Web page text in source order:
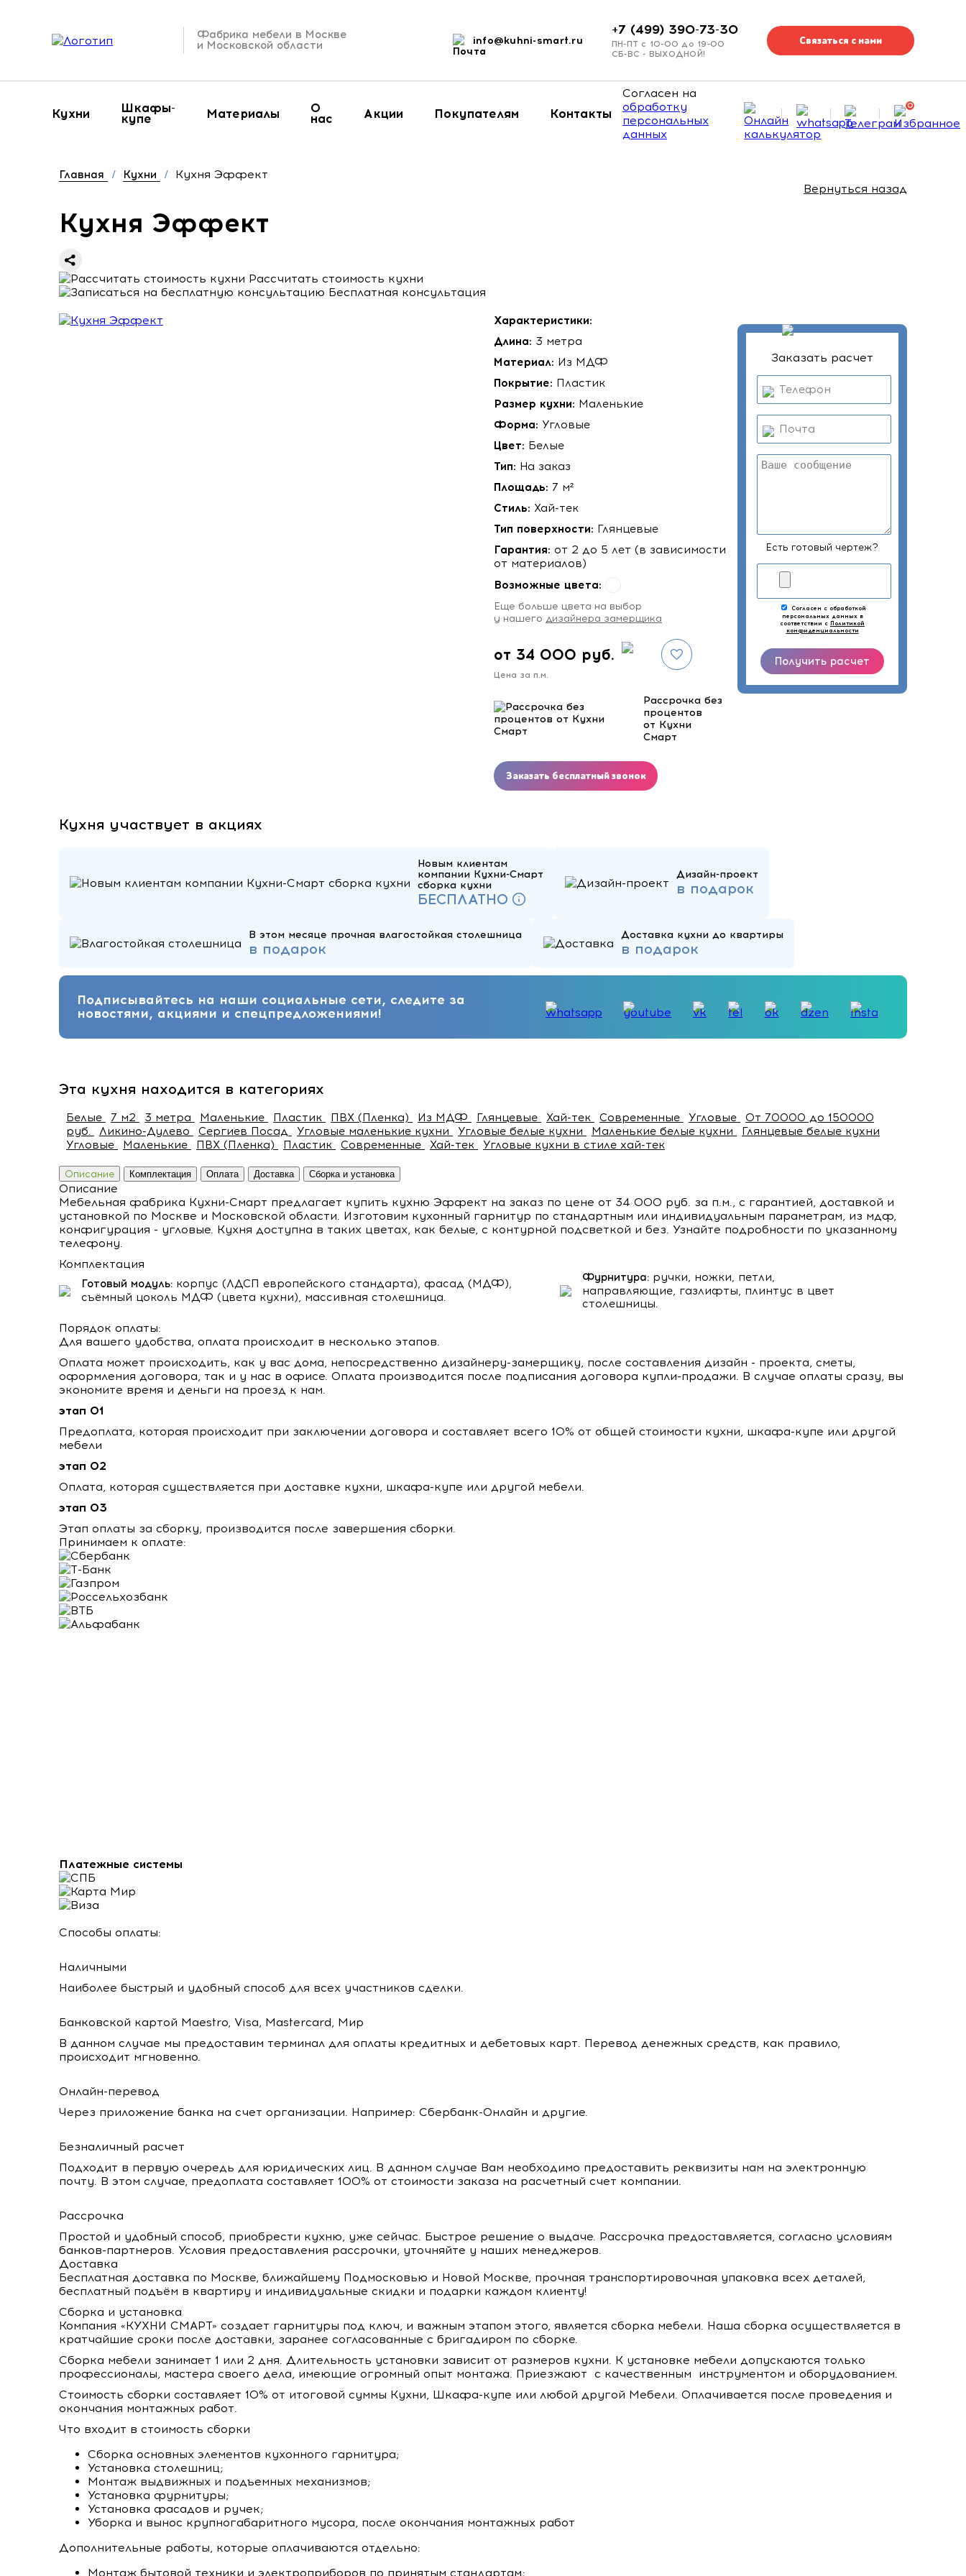
Фабрика мебели в Москве
и Московской области
info@kuhni-smart.ru
+7 (499) 390-73-30
ПН-ПТ с 10-00 до 19-00
СБ-ВС - ВЫХОДНОЙ!
Связаться с нами
Кухни Шкафы-
купе Материалы О
нас Акции Покупателям Контакты
Согласен на
обработку
персональных
данных
0
Главная / Кухни /
Кухня Эффект
Вернуться назад
Кухня Эффект
Рассчитать стоимость кухни
Бесплатная консультация
Характеристики:
Длина: 3 метра
Материал: Из МДФ
Покрытие: Пластик
Размер кухни: Маленькие
Форма: Угловые
Цвет: Белые
Тип: На заказ
Площадь: 7 м²
Стиль: Хай-тек
Тип поверхности: Глянцевые
Гарантия: от 2 до 5 лет (в зависимости
от материалов)
Возможные цвета:
Eще больше цвета на выбор
у нашего дизайнера замерщика
от 34 000 руб.
Цена за п.м.
Рассрочка без
процентов
от Кухни
Смарт
Заказать бесплатный звонок
Заказать расчет
Есть готовый чертеж?
Согласен с обработкой
персональных данных в
соответствии с Политикой
конфиденциальности
Кухня участвует в акциях
Новым клиентам
компании Кухни-Смарт
сборка кухни
БЕСПЛАТНО
Дизайн-проект
в подарок
В этом месяце прочная влагостойкая столешница
в подарок
Доставка кухни до квартиры
в подарок
Подписывайтесь на наши социальные сети, следите за
новостями, акциями и спецпредложениями!
Эта кухня находится в категориях
Белые 7 м2 3 метра Маленькие Пластик ПВХ (Пленка) Из МДФ Глянцевые Хай-тек Современные Угловые
От 70000 до 150000
руб.
Ликино-Дулево Сергиев Посад Угловые маленькие кухни Угловые белые кухни Маленькие белые кухни
Глянцевые белые кухни
Угловые
Маленькие ПВХ (Пленка) Пластик Современные Хай-тек Угловые кухни в стиле хай-тек
Описание Комплектация Оплата Доставка Сборка и установка
Описание
Мебельная фабрика Кухни-Смарт предлагает купить кухню Эффект на заказ по цене от 34 000 руб. за п.м., с гарантией, доставкой и
установкой по Москве и Московской области. Изготовим кухонный гарнитур по стандартным или индивидуальным параметрам, из мдф,
конфигурация - угловые. Кухня доступна в таких цветах, как белые, с контурной подсветкой и без. Узнайте подробности по указанному
телефону.
Комплектация
Готовый модуль: корпус (ЛДСП европейского стандарта), фасад (МДФ),
съёмный цоколь МДФ (цвета кухни), массивная столешница.
Фурнитура:ручки, ножки, петли,
направляющие, газлифты, плинтус в цвет
столешницы.
Порядок оплаты:
Для вашего удобства, оплата происходит в несколько этапов.
Оплата может происходить, как у вас дома, непосредственно дизайнеру-замерщику, после составления дизайн - проекта, сметы,
оформления договора, так и у нас в офисе. Оплата производится после подписания договора купли-продажи. В случае оплаты сразу, вы
экономите время и деньги на проезд к нам.
этап 01
Предоплата, которая происходит при заключении договора и составляет всего 10% от общей стоимости кухни, шкафа-купе или другой
мебели
этап 02
Оплата, которая существляется при доставке кухни, шкафа-купе или другой мебели.
этап 03
Этап оплаты за сборку, производится после завершения сборки.
Принимаем к оплате:
Платежные системы
Способы оплаты:
Наличными
Наиболее быстрый и удобный способ для всех участников сделки.
Банковской картой Maestro, Visa, Mastercard, Мир
В данном случае мы предоставим терминал для оплаты кредитных и дебетовых карт. Перевод денежных средств, как правило,
происходит мгновенно.
Онлайн-перевод
Через приложение банка на счет организации. Например: Сбербанк-Онлайн и другие.
Безналичный расчет
Подходит в первую очередь для юридических лиц. В данном случае Вам необходимо предоставить реквизиты нам на электронную
почту. В этом случае, предоплата составляет 100% от стоимости заказа на расчетный счет компании.
Рассрочка
Простой и удобный способ, приобрести кухню, уже сейчас. Быстрое решение о выдаче. Рассрочка предоставляется, согласно условиям
банков-партнеров. Условия предоставления рассрочки, уточняйте у наших менеджеров.
Доставка
Бесплатная доставка по Москве, ближайшему Подмосковью и Новой Москве, прочная транспортировочная упаковка всех деталей,
бесплатный подъём в квартиру и индивидуальные скидки и подарки каждом клиенту!
Сборка и установка
Компания «КУХНИ СМАРТ» создает гарнитуры под ключ, и важным этапом этого, является сборка мебели. Наша сборка осуществляется в
кратчайшие сроки после доставки, заранее согласованные с бригадиром по сборке.
Сборка мебели занимает 1 или 2 дня. Длительность установки зависит от размеров кухни. К установке мебели допускаются только
профессионалы, мастера своего дела, имеющие огромный опыт монтажа. Приезжают с качественным инструментом и оборудованием.
Стоимость сборки составляет 10% от итоговой суммы Кухни, Шкафа-купе или любой другой Мебели. Оплачивается после проведения и
окончания монтажных работ.
Что входит в стоимость сборки
Сборка основных элементов кухонного гарнитура;
Установка столешниц;
Монтаж выдвижных и подъемных механизмов;
Установка фурнитуры;
Установка фасадов и ручек;
Уборка и вынос крупногабаритного мусора, после окончания монтажных работ
Дополнительные работы, которые оплачиваются отдельно:
Монтаж бытовой техники и электроприборов по принятым стандартам;